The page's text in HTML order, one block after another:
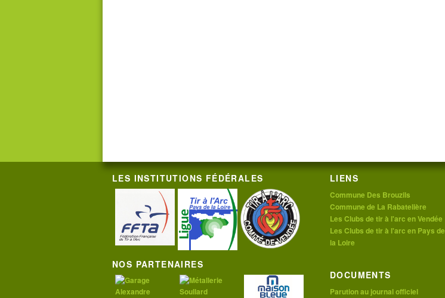
LES INSTITUTIONS FÉDÉRALES
NOS PARTENAIRES
LIENS
Commune Des Brouzils
Commune de La Rabatelière
Les Clubs de tir à l'arc en Vendée
Les Clubs de tir à l'arc en Pays de
la Loire
DOCUMENTS
Parution au journal officiel